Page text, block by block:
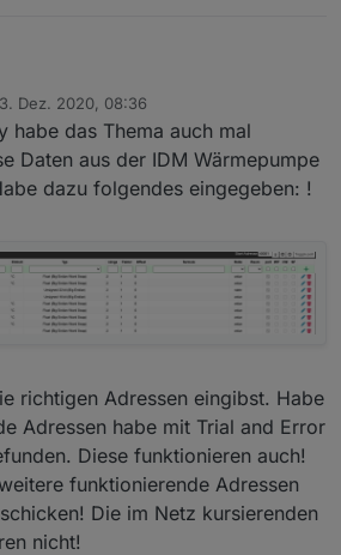
Chance. Scheinbar geht es eben
Modbus :(
jetzt über KNX anbinden - da möchten
ca. 750 Euro (!) für das KNX Modul.
zu heftig.
evtl. ob es nicht z.b. einen Cloud
Ich kann ja mit der App z.b. perfekt
Dez. 2020, 08:36
von
habe das Thema auch mal
Daten aus der IDM Wärmepumpe
dazu folgendes eingegeben: !
richtigen Adressen eingibst. Habe
Adressen habe mit Trial and Error
Diese funktionieren auch!
funktionierende Adressen
Die im Netz kursierenden
nicht!